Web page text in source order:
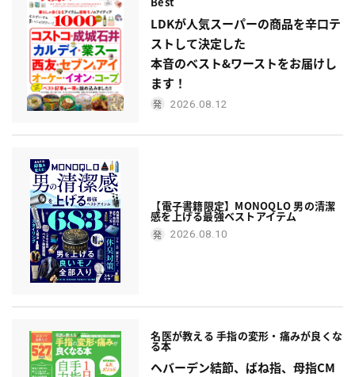
LDKが人気スーパーの商品を辛口テ
ストして決定した
本音のベスト&ワーストをお届けし
ます！
2026.08.12
【電子書籍限定】MONOQLO 男の清潔
感を上げる最強ベストアイテム
2026.08.10
名医が教える 手指の変形・痛みが良くな
る本
ヘバーデン結節、ばね指、母指CM